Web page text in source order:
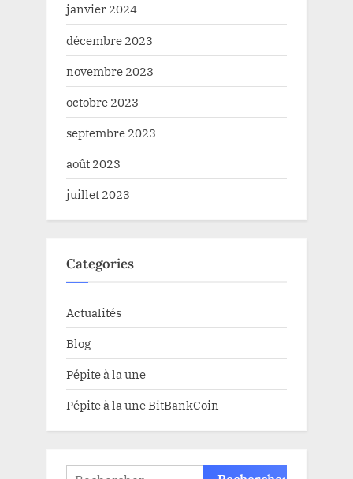
janvier 2024
décembre 2023
novembre 2023
octobre 2023
septembre 2023
août 2023
juillet 2023
Categories
Actualités
Blog
Pépite à la une
Pépite à la une BitBankCoin
Rechercher :